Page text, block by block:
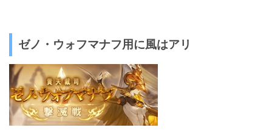
ゼノ・ウォフマナフ用に風はアリ